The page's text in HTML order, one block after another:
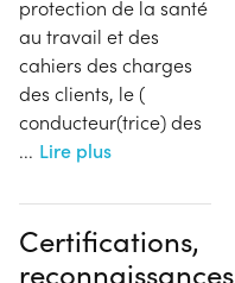
protection de la santé
au travail et des
cahiers des charges
des clients, le (
conducteur(trice) des
... Lire plus
Certifications,
reconnaissances